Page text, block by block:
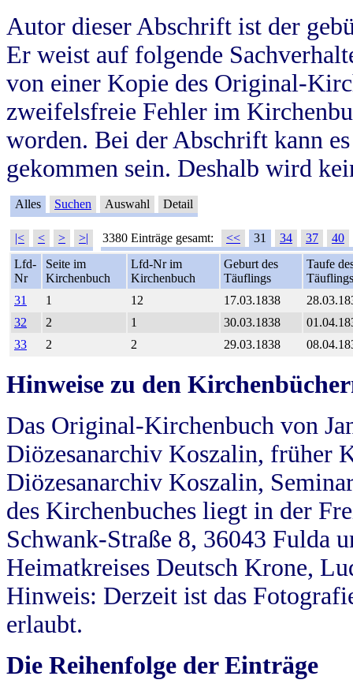
Autor dieser Abschrift ist der
Er weist auf folgende
von einer Kopie des Original-
zweifelsfreie Fehler im
worden. Bei der Abschrift kann
gekommen sein. Deshalb wird
Alles Suchen Auswahl Detail
|< < > >| 3380 Einträge gesamt: << 31 34 37
40
Lfd-
Nr
Seite im
Kirchenbuch
Lfd-Nr im
Kirchenbuch
Geburt des
Täuflings
Taufe
Täuflings
31
1 12 17.03.1838
32
2 1 30.03.1838
33
2 2 29.03.1838
Hinweise zu den
Das Original-Kirchenbuch von
Diözesanarchiv Koszalin, früher
Diözesanarchiv Koszalin,
des Kirchenbuches liegt in der
Schwank-Straße 8, 36043 Fulda
Heimatkreises Deutsch Krone,
Hinweis: Derzeit ist das
erlaubt.
Die Reihenfolge der Einträge